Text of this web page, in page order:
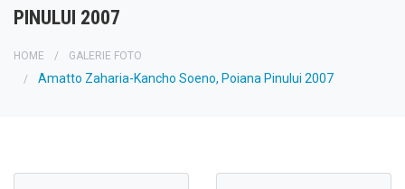
PINULUI 2007
HOME GALERIE FOTO
Amatto Zaharia-Kancho Soeno, Poiana Pinului 2007